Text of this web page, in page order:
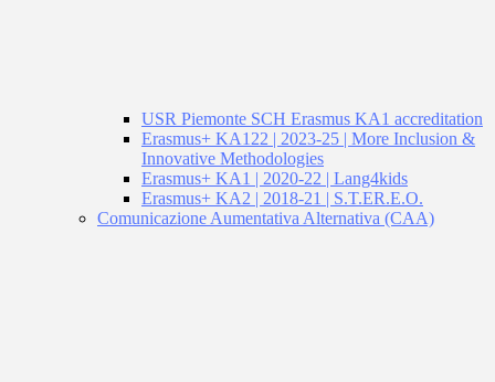
USR Piemonte SCH Erasmus KA1 accreditation
Erasmus+ KA122 | 2023-25 | More Inclusion &
Innovative Methodologies
Erasmus+ KA1 | 2020-22 | Lang4kids
Erasmus+ KA2 | 2018-21 | S.T.ER.E.O.
Comunicazione Aumentativa Alternativa (CAA)